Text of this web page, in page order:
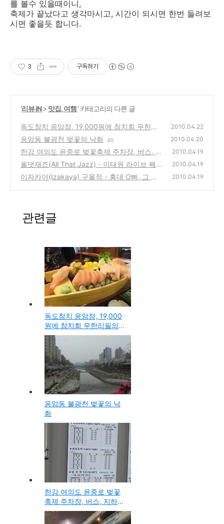
를 볼수 있을때이니,
축제가 끝났다고 생각마시고, 시간이 되시면 한번 들려보
시면 좋을듯 합니다.
3 구독하기
'리뷰 iN> 맛집, 여행' 카테고리의 다른 글
독도참치 응암점, 19,000원에 참치회 무한리
필의 추천 맛집 방문기
(12)
2010.04.22
응암동 불광천 벚꽃의 낙화 (0) 2010.04.20
한강 여의도 윤중로 벚꽃축제 주차장, 버스, 지
하철 대중교통 안내
(2)
2010.04.19
올댓재즈(All That Jazz) - 이태원 라이브 째즈
바
(4)
2010.04.19
이자카야(Izakaya) 구울적 - 홍대 O빠, 그 두
2010.04.19
관련글
독도참치 응암점, 19,000
원에 참치회 무한리필의
추천 맛집 방문기
응암동 불광천 벚꽃의 낙
화
한강 여의도 윤중로 벚꽃
축제 주차장, 버스, 지하철
대중교통 안내